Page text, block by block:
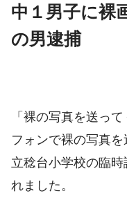
中１男子に裸
の男逮捕
「裸の写真を送っ
フォンで裸の写真
立稔台小学校の臨
れました。